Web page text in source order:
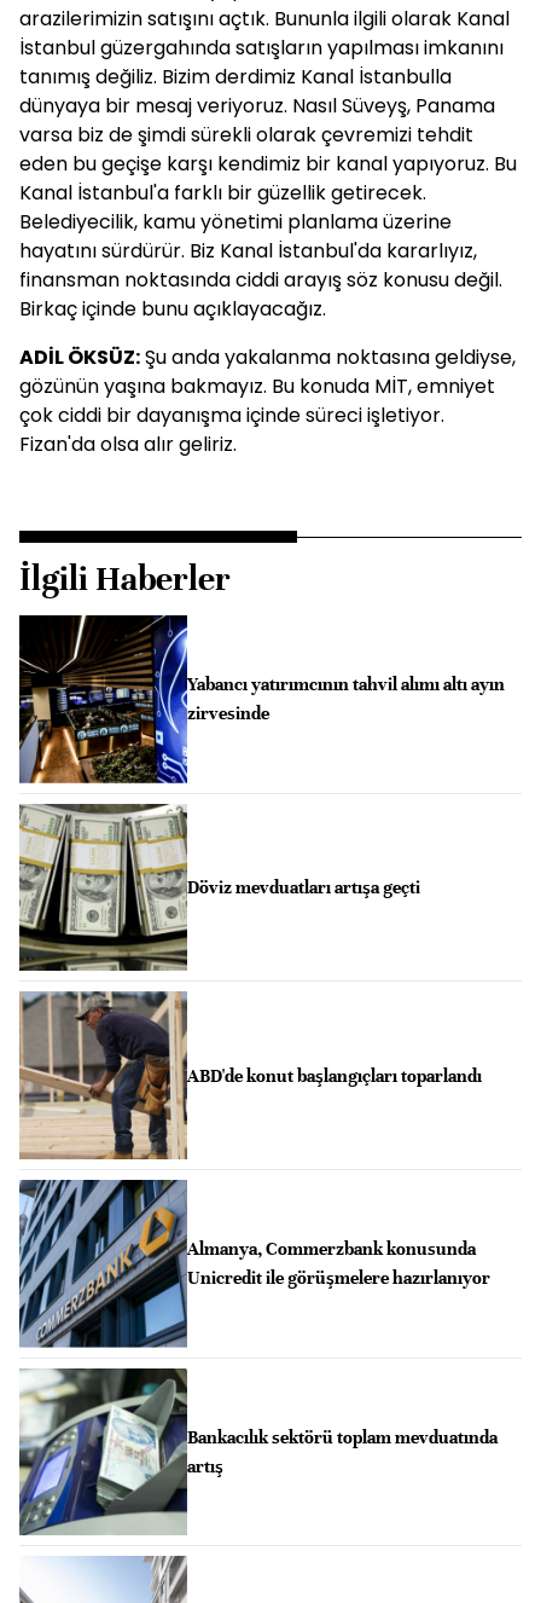
arazilerimizin satışını açtık. Bununla ilgili olarak Kanal
İstanbul güzergahında satışların yapılması imkanını
tanımış değiliz. Bizim derdimiz Kanal İstanbulla
dünyaya bir mesaj veriyoruz. Nasıl Süveyş, Panama
varsa biz de şimdi sürekli olarak çevremizi tehdit
eden bu geçişe karşı kendimiz bir kanal yapıyoruz. Bu
Kanal İstanbul'a farklı bir güzellik getirecek.
Belediyecilik, kamu yönetimi planlama üzerine
hayatını sürdürür. Biz Kanal İstanbul'da kararlıyız,
finansman noktasında ciddi arayış söz konusu değil.
Birkaç içinde bunu açıklayacağız.
ADİL ÖKSÜZ:Şu anda yakalanma noktasına geldiyse,
gözünün yaşına bakmayız. Bu konuda MİT, emniyet
çok ciddi bir dayanışma içinde süreci işletiyor.
Fizan'da olsa alır geliriz.
İlgili Haberler
Yabancı yatırımcının tahvil alımı altı ayın
zirvesinde
Döviz mevduatları artışa geçti
ABD'de konut başlangıçları toparlandı
Almanya, Commerzbank konusunda
Unicredit ile görüşmelere hazırlanıyor
Bankacılık sektörü toplam mevduatında
artış